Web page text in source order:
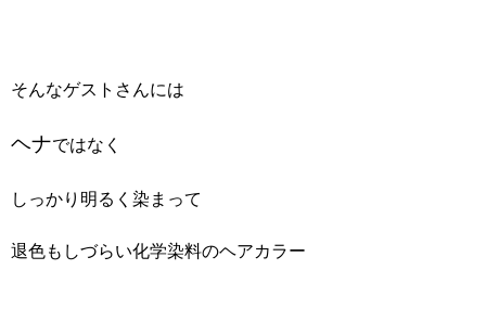
そんなゲストさんには
ヘナではなく
しっかり明るく染まって
退色もしづらい化学染料のヘアカラー